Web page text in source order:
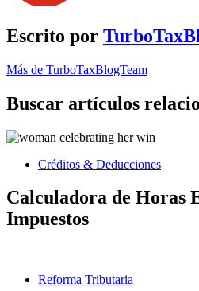
Escrito por
Más de TurboTaxBlogTeam
Buscar artículos
Créditos & Deducciones
Calculadora de Horas
Impuestos
Reforma Tributaria